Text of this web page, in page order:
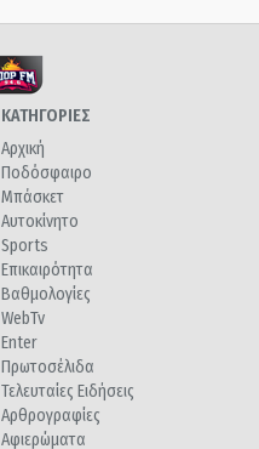
ΚΑΤΗΓΟΡΙΕΣ
Αρχική
Ποδόσφαιρο
Μπάσκετ
Αυτοκίνητο
Sports
Επικαιρότητα
Βαθμολογίες
WebTv
Enter
Πρωτοσέλιδα
Τελευταίες Ειδήσεις
Αρθρογραφίες
Αφιερώματα